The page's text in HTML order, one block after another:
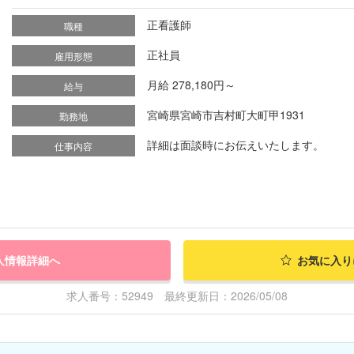
職種 正看護師
雇用形態 正社員
給与 月給 278,180円～
勤務地 宮崎県宮崎市吉村町大町甲1931
仕事内容 詳細は面談時にお伝えいたします。
情報詳細へ お気に入
求人番号：52949 最終更新日：2026/05/08